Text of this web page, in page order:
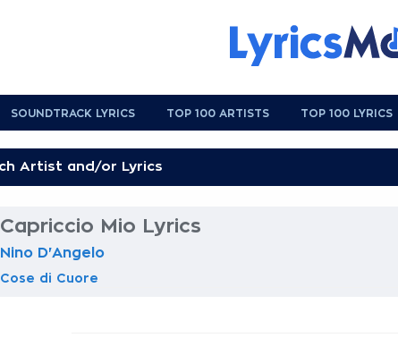
SOUNDTRACK LYRICS TOP 100 ARTISTS TOP 100 LYRICS
Capriccio Mio Lyrics
Nino D'Angelo
Cose di Cuore